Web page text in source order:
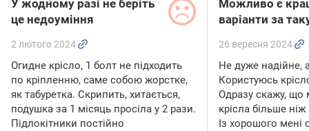
У жодному разі не беріть
це недоуміння
2 лютого 2024
Огидне крісло, 1 болт не підходить
по кріпленню, саме собою жорстке,
як табуретка. Скрипить, хитається,
подушка за 1 місяць просіла у 2 рази.
Підлокітники постійно
Можливо є
варіанти за
26 вересня 2024
Не дуже надійне,
Користуюсь
Одразу скажу, що
крісла більше
Із хорошого мені